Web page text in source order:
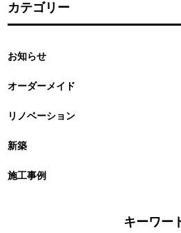
カテゴリー
お知らせ
オーダーメイド
リノベーション
新築
施工事例
キーワー